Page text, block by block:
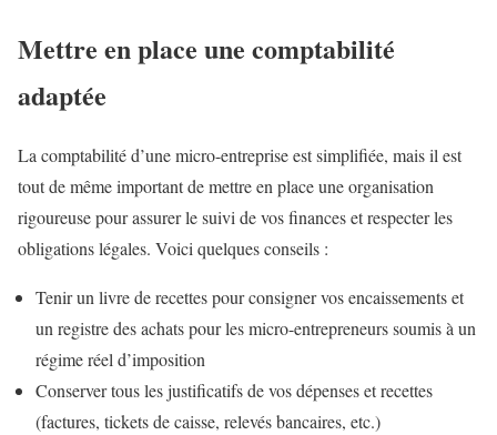
Mettre en place une comptabilité
adaptée
La comptabilité d’une micro-entreprise est simplifiée, mais il est
tout de même important de mettre en place une organisation
rigoureuse pour assurer le suivi de vos finances et respecter les
obligations légales. Voici quelques conseils :
Tenir un livre de recettes pour consigner vos encaissements et
un registre des achats pour les micro-entrepreneurs soumis à un
régime réel d’imposition
Conserver tous les justificatifs de vos dépenses et recettes
(factures, tickets de caisse, relevés bancaires, etc.)